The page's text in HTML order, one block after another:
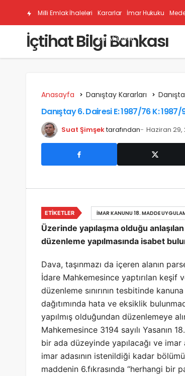
Milli Emlak İhaleleri Kararlar İmar Hukuku
Kat Mülkiyeti
İçtihat Bilgi Bankası
Anasayfa Danıştay Kararları
Danıştay 6. Dairesi E: 1987/76 K:
Suat Şimşektarafından Haziran 29,
Üzerinde yapılaşma olduğu
düzenleme yapılmasında isabet
Dava, taşınmazı da içeren alanın
İdare Mahkemesince yaptırılan
düzenleme sınırının tesbitinde
dağıtımında hata ve eksiklik
yapılmış olduğundan düzenlemeye
Mahkemesince 3194 sayılı Yasanın
bir ada düzeyinde yapılacağı ve
imar adasının istenildiği kadar
maddenin 6.fıkrasında “herhangi bir
ETIKETLER İMAR KANUNU 18. MADDE